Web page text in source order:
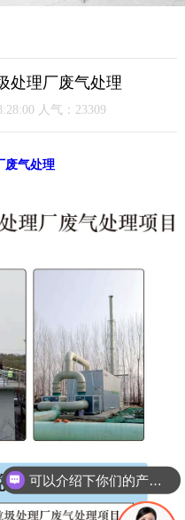
处理厂废气处理
人气：23309
废气处理
可以介绍下你们的产品么